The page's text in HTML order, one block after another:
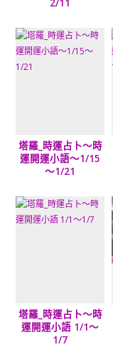
塔羅_時運占卜～時
運開運小語～1/15
～1/21
塔羅_時運占卜～時
運開運小語 1/1～
1/7